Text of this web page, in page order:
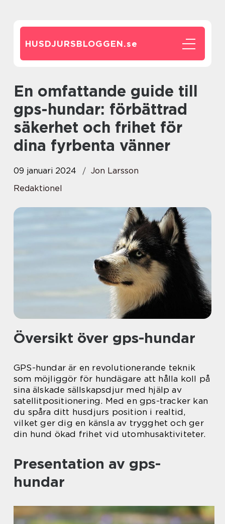
HUSDJURSBLOGGEN.se
En omfattande guide till
gps-hundar: förbättrad
säkerhet och frihet för
dina fyrbenta vänner
09 januari 2024
Jon Larsson
Redaktionel
Översikt över gps-hundar
GPS-hundar är en revolutionerande teknik
som möjliggör för hundägare att hålla koll på
sina älskade sällskapsdjur med hjälp av
satellitpositionering. Med en gps-tracker kan
du spåra ditt husdjurs position i realtid,
vilket ger dig en känsla av trygghet och ger
din hund ökad frihet vid utomhusaktiviteter.
Presentation av gps-
hundar